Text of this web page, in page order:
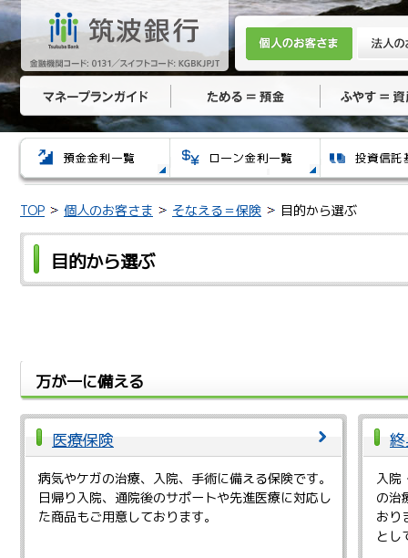
TOP 個人のお客さま そなえる＝保険 目的から選ぶ
目的から選ぶ
万が一に備える
医療保険
病気やケガの治療、入院、手術に備える保険です。
日帰り入院、通院後のサポートや先進医療に対応し
た商品もご用意しております。
入院
の治
おり
とし